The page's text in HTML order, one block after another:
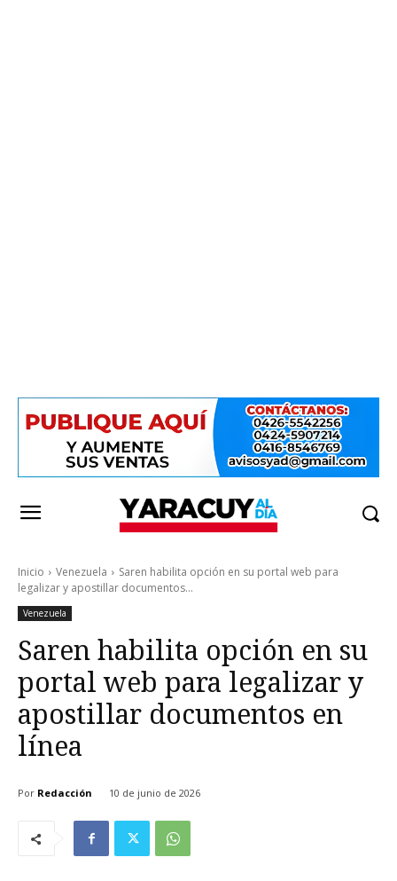
Inicio Venezuela
Saren habilita opción en su portal web para
legalizar y apostillar documentos...
Venezuela
Saren habilita opción en su
portal web para legalizar y
apostillar documentos en
línea
Por Redacción 10 de junio de 2026